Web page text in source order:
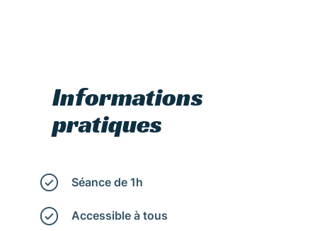
Informations
pratiques
Séance de 1h
Accessible à tous